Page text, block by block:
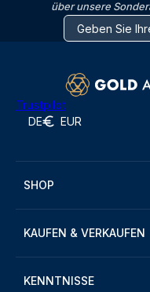
über unsere
Trustpilot
DE EUR
SHOP
KAUFEN & VERKAUFEN
KENNTNISSE